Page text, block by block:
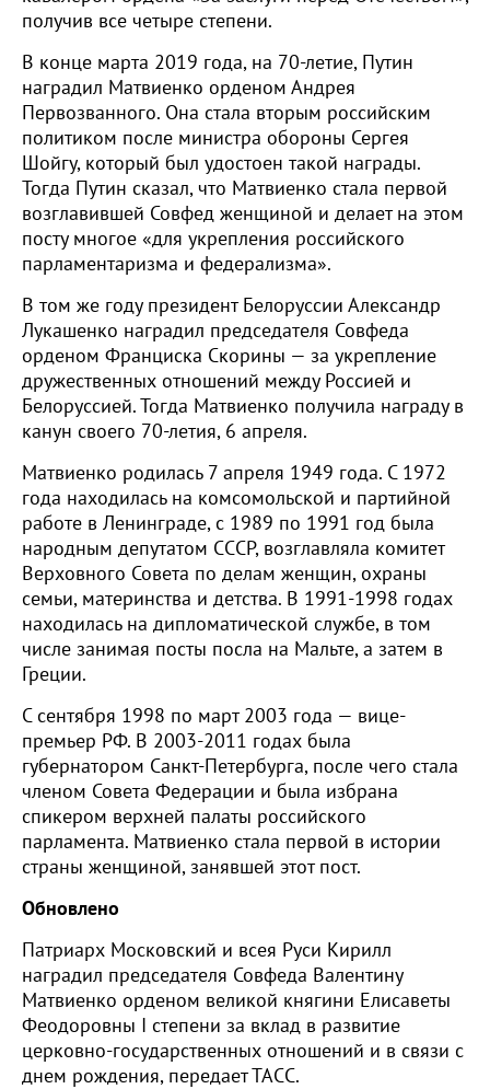
получив все четыре степени.
В конце марта 2019 года, на 70-летие, Путин
наградил Матвиенко орденом Андрея
Первозванного. Она стала вторым российским
политиком после министра обороны Сергея
Шойгу, который был удостоен такой награды.
Тогда Путин сказал, что Матвиенко стала первой
возглавившей Совфед женщиной и делает на этом
посту многое «для укрепления российского
парламентаризма и федерализма».
В том же году президент Белоруссии Александр
Лукашенко наградил председателя Совфеда
орденом Франциска Скорины — за укрепление
дружественных отношений между Россией и
Белоруссией. Тогда Матвиенко получила награду в
канун своего 70-летия, 6 апреля.
Матвиенко родилась 7 апреля 1949 года. С 1972
года находилась на комсомольской и партийной
работе в Ленинграде, с 1989 по 1991 год была
народным депутатом СССР, возглавляла комитет
Верховного Совета по делам женщин, охраны
семьи, материнства и детства. В 1991-1998 годах
находилась на дипломатической службе, в том
числе занимая посты посла на Мальте, а затем в
Греции.
С сентября 1998 по март 2003 года — вице-
премьер РФ. В 2003-2011 годах была
губернатором Санкт-Петербурга, после чего стала
членом Совета Федерации и была избрана
спикером верхней палаты российского
парламента. Матвиенко стала первой в истории
страны женщиной, занявшей этот пост.
Обновлено
Патриарх Московский и всея Руси Кирилл
наградил председателя Совфеда Валентину
Матвиенко орденом великой княгини Елисаветы
Феодоровны I степени за вклад в развитие
церковно-государственных отношений и в связи с
днем рождения, передает ТАСС.